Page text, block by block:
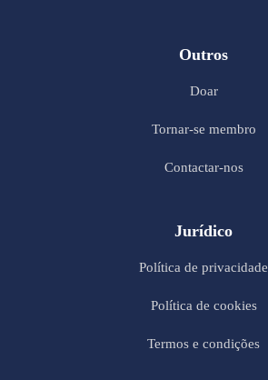
Outros
Doar
Tornar-se membro
Contactar-nos
Jurídico
Política de privacidade
Política de cookies
Termos e condições